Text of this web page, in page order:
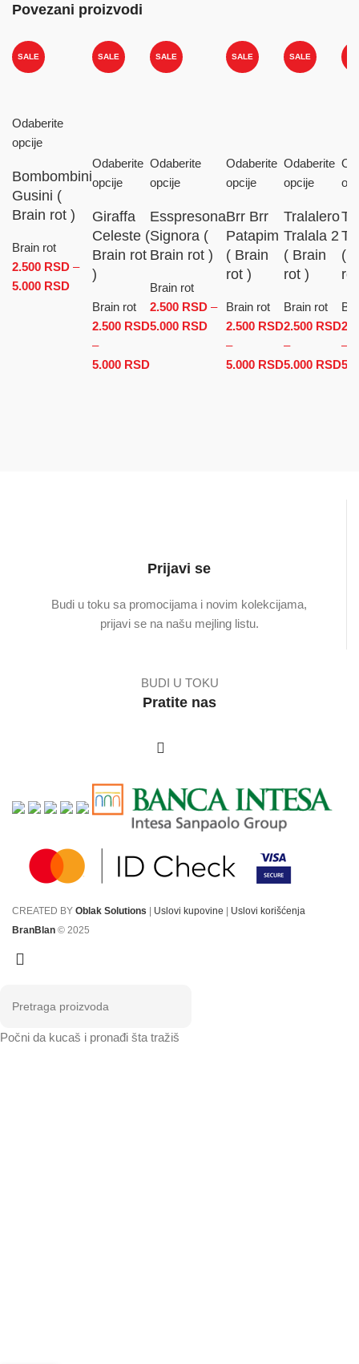
Povezani proizvodi
SALE
Odaberite
opcije
Bombombini
Gusini (
Brain rot )
Brain rot
2.500 RSD –
5.000 RSD Raspon cena: od 2.500 RSD do 5.000 RSD
SALE
Odaberite
opcije
Giraffa
Celeste (
Brain rot
)
Brain rot
2.500 RSD
–
5.000 RSD Raspon cena: od 2.500 RSD do
SALE
Odaberite
opcije
Esspresona
Signora (
Brain rot )
Brain rot
2.500 RSD –
5.000 RSD Raspon cena: od
2.500 RSD do 5.000 RSD
SALE
Odaberite
opcije
Brr Brr
Patapim
( Brain
rot )
Brain rot
2.500 RSD
–
5.000 RSDRaspon
SALE
Odaberite
opcije
Tralalero
Tralala 2
( Brain
rot )
Brain rot
2.500 RSD
–
5.000 RSD
(
–
Prijavi se
Budi u toku sa promocijama i novim kolekcijama,
prijavi se na našu mejling listu.
BUDI U TOKU
Pratite nas
CREATED BY Oblak Solutions Uslovi kupovine
Uslovi korišćenja
BranBlan © 2025
Počni da kucaš i pronađi šta tražiš